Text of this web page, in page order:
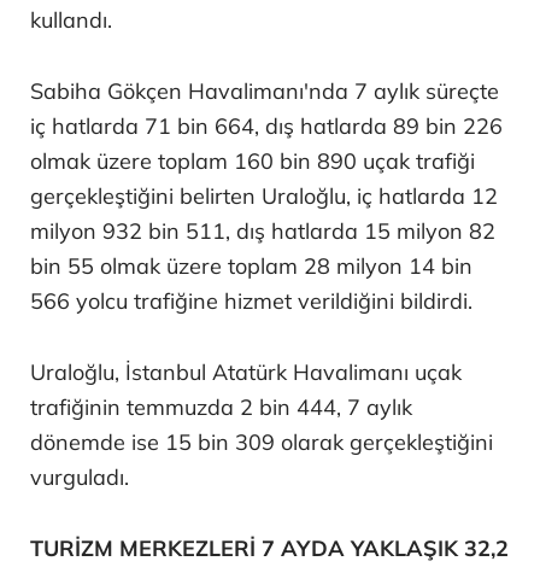
kullandı.
Sabiha Gökçen Havalimanı'nda 7 aylık süreçte
iç hatlarda 71 bin 664, dış hatlarda 89 bin 226
olmak üzere toplam 160 bin 890 uçak trafiği
gerçekleştiğini belirten Uraloğlu, iç hatlarda 12
milyon 932 bin 511, dış hatlarda 15 milyon 82
bin 55 olmak üzere toplam 28 milyon 14 bin
566 yolcu trafiğine hizmet verildiğini bildirdi.
Uraloğlu, İstanbul Atatürk Havalimanı uçak
trafiğinin temmuzda 2 bin 444, 7 aylık
dönemde ise 15 bin 309 olarak gerçekleştiğini
vurguladı.
TURİZM MERKEZLERİ 7 AYDA YAKLAŞIK 32,2